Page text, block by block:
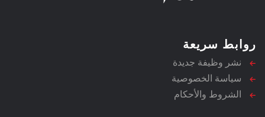
روابط سريعة
نشر وظيفة جديدة
سياسة الخصوصية
الشروط والأحكام